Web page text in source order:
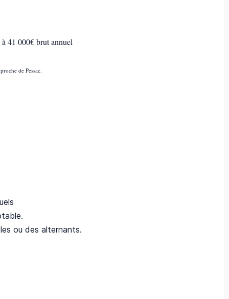
41 000€ brut annuel
de Pessac.
ou des alternants.